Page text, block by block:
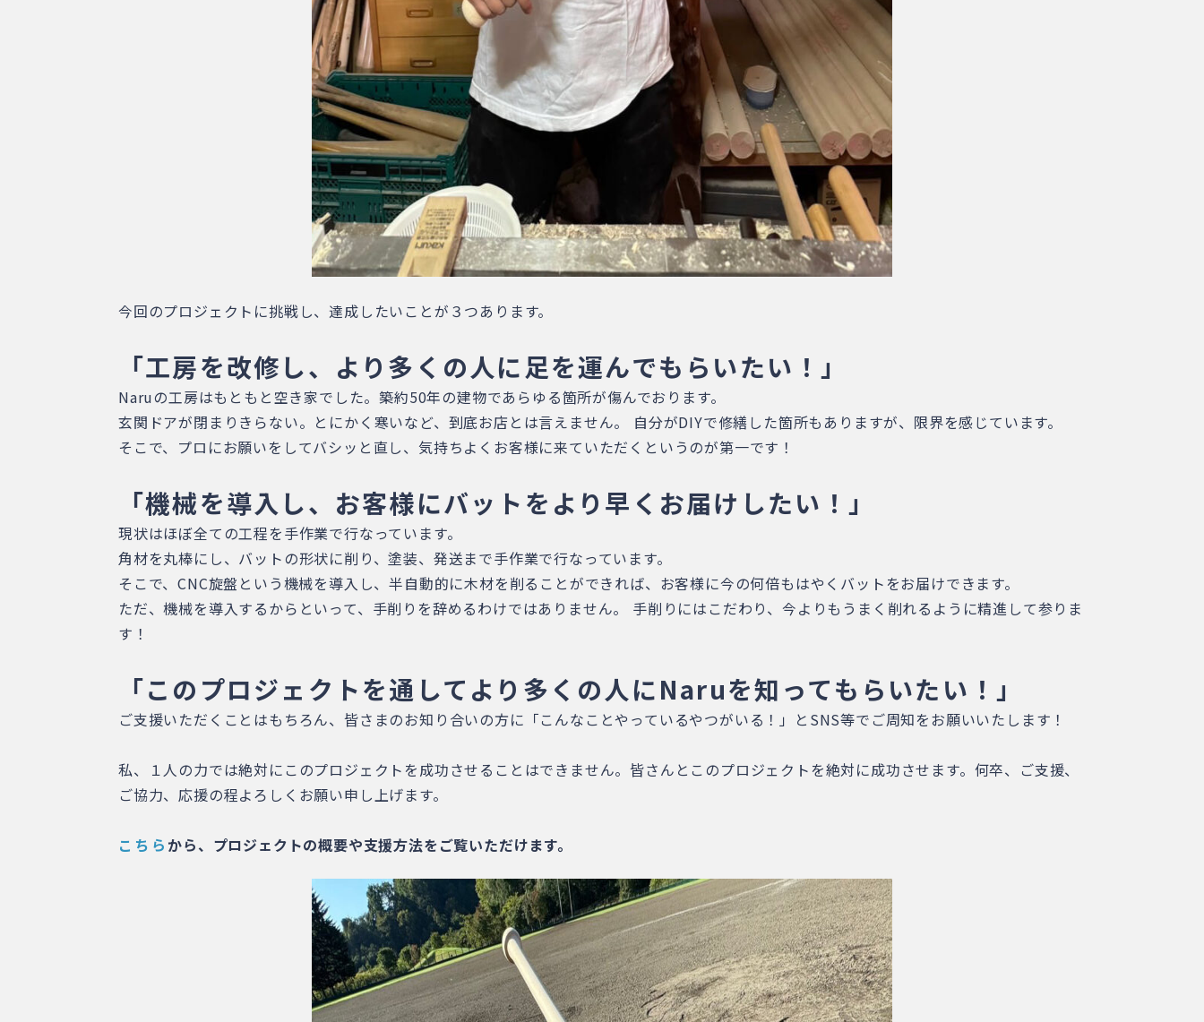
今回のプロジェクトに挑戦し、達成したいことが３つあります。
「工房を改修し、より多くの人に足を運んでもらいたい！」
Naruの工房はもともと空き家でした。築約50年の建物であらゆる箇所が傷んでおります。
玄関ドアが閉まりきらない。とにかく寒いなど、到底お店とは言えません。 自分がDIYで修繕した箇所もありますが、限界を感じています。
そこで、プロにお願いをしてバシッと直し、気持ちよくお客様に来ていただくというのが第一です！
「機械を導入し、お客様にバットをより早くお届けしたい！」
現状はほぼ全ての工程を手作業で行なっています。
角材を丸棒にし、バットの形状に削り、塗装、発送まで手作業で行なっています。
そこで、CNC旋盤という機械を導入し、半自動的に木材を削ることができれば、お客様に今の何倍もはやくバットをお届けできます。
ただ、機械を導入するからといって、手削りを辞めるわけではありません。 手削りにはこだわり、今よりもうまく削れるように精進して参りま
す！
「このプロジェクトを通してより多くの人にNaruを知ってもらいたい！」
ご支援いただくことはもちろん、皆さまのお知り合いの方に「こんなことやっているやつがいる！」とSNS等でご周知をお願いいたします！
私、１人の力では絶対にこのプロジェクトを成功させることはできません。皆さんとこのプロジェクトを絶対に成功させます。何卒、ご支援、
ご協力、応援の程よろしくお願い申し上げます。
こちら から、プロジェクトの概要や支援方法をご覧いただけます。